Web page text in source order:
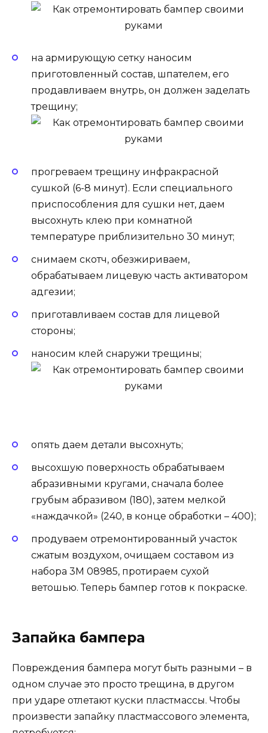
на армирующую сетку наносим
приготовленный состав, шпателем, его
продавливаем внутрь, он должен заделать
трещину;
прогреваем трещину инфракрасной
сушкой (6-8 минут). Если специального
приспособления для сушки нет, даем
высохнуть клею при комнатной
температуре приблизительно 30 минут;
снимаем скотч, обезжириваем,
обрабатываем лицевую часть активатором
адгезии;
приготавливаем состав для лицевой
стороны;
наносим клей снаружи трещины;
опять даем детали высохнуть;
высохшую поверхность обрабатываем
абразивными кругами, сначала более
грубым абразивом (180), затем мелкой
«наждачкой» (240, в конце обработки – 400);
продуваем отремонтированный участок
сжатым воздухом, очищаем составом из
набора 3М 08985, протираем сухой
ветошью. Теперь бампер готов к покраске.
Запайка бампера
Повреждения бампера могут быть разными – в
одном случае это просто трещина, в другом
при ударе отлетают куски пластмассы. Чтобы
произвести запайку пластмассового элемента,